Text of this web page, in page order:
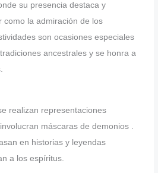
su presencia destaca y
como la admiración de los
son ocasiones especiales
ancestrales y se honra a
realizan representaciones
máscaras de demonios .
en historias y leyendas
a los espíritus.